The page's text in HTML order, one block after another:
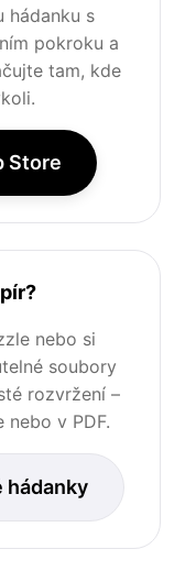
hádanku s
pokroku a
tam, kde
Store
nebo si
soubory
rozvržení –
nebo v PDF.